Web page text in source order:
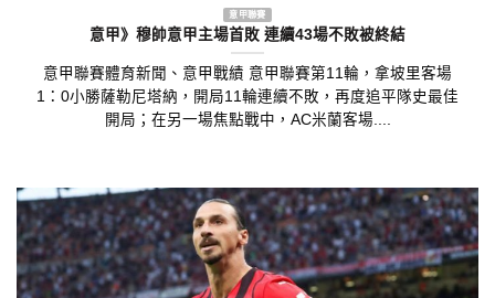
意甲聯賽
意甲》穆帥意甲主場首敗 連續43場不敗被終結
意甲聯賽體育新聞、意甲戰績 意甲聯賽第11輪，拿坡里客場
1：0小勝薩勒尼塔納，開局11輪連續不敗，再度追平隊史最佳
開局；在另一場焦點戰中，AC米蘭客場....